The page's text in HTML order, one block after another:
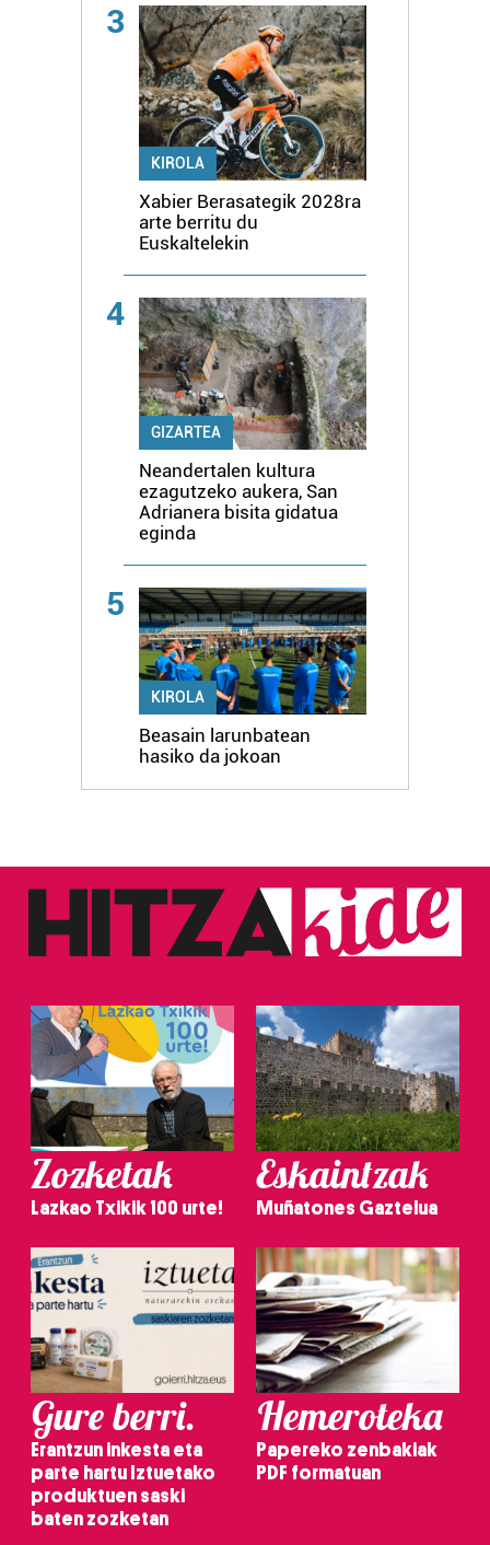
3
KIROLA
Xabier Berasategik 2028ra
arte berritu du
Euskaltelekin
4
GIZARTEA
Neandertalen kultura
ezagutzeko aukera, San
Adrianera bisita gidatua
eginda
5
KIROLA
Beasain larunbatean
hasiko da jokoan
Zozketak
Lazkao Txikik 100 urte!
Eskaintzak
Muñatones Gaztelua
Gure berri.
Erantzun inkesta eta
parte hartu Iztuetako
produktuen saski
baten zozketan
Hemeroteka
Papereko zenbakiak
PDF formatuan